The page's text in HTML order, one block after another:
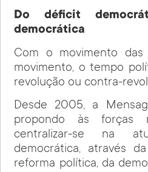
Do déficit
democrática
Com o movimento
movimento, o tempo
revolução ou contra-
Desde 2005, a
propondo às forças
centralizar-se na
democrática, através
reforma política, da